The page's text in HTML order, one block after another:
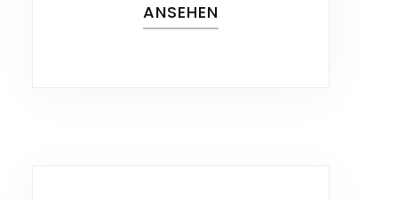
ANSEHEN